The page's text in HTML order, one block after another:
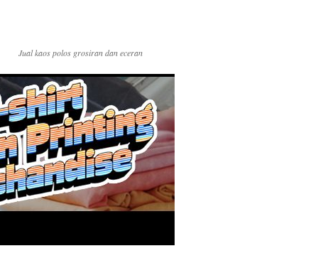
Jual kaos polos grosiran dan eceran